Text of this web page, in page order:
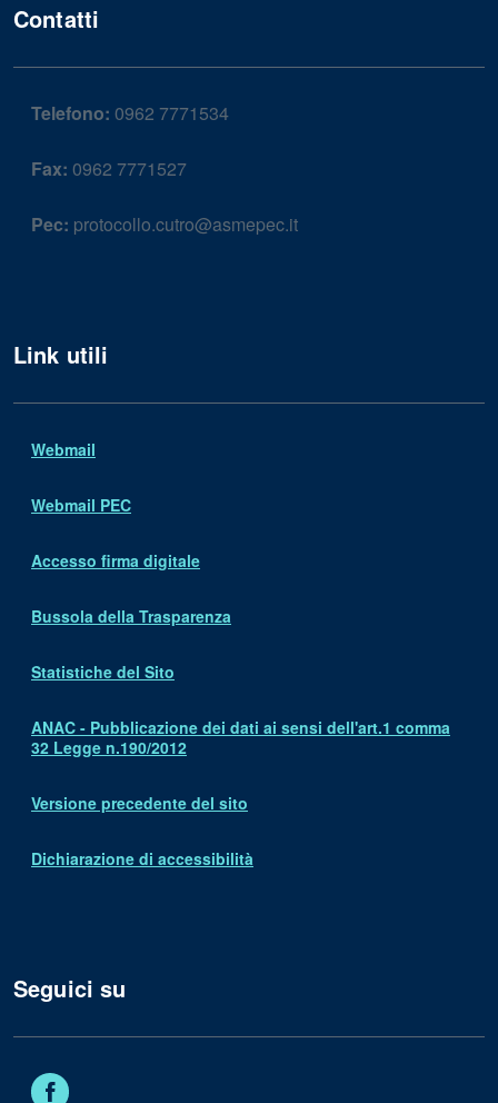
Contatti
Telefono: 0962 7771534
Fax: 0962 7771527
Pec: protocollo.cutro@asmepec.it
Link utili
Webmail
Webmail PEC
Accesso firma digitale
Bussola della Trasparenza
Statistiche del Sito
ANAC - Pubblicazione dei dati ai sensi dell'art.1 comma
32 Legge n.190/2012
Versione precedente del sito
Dichiarazione di accessibilità
Seguici su